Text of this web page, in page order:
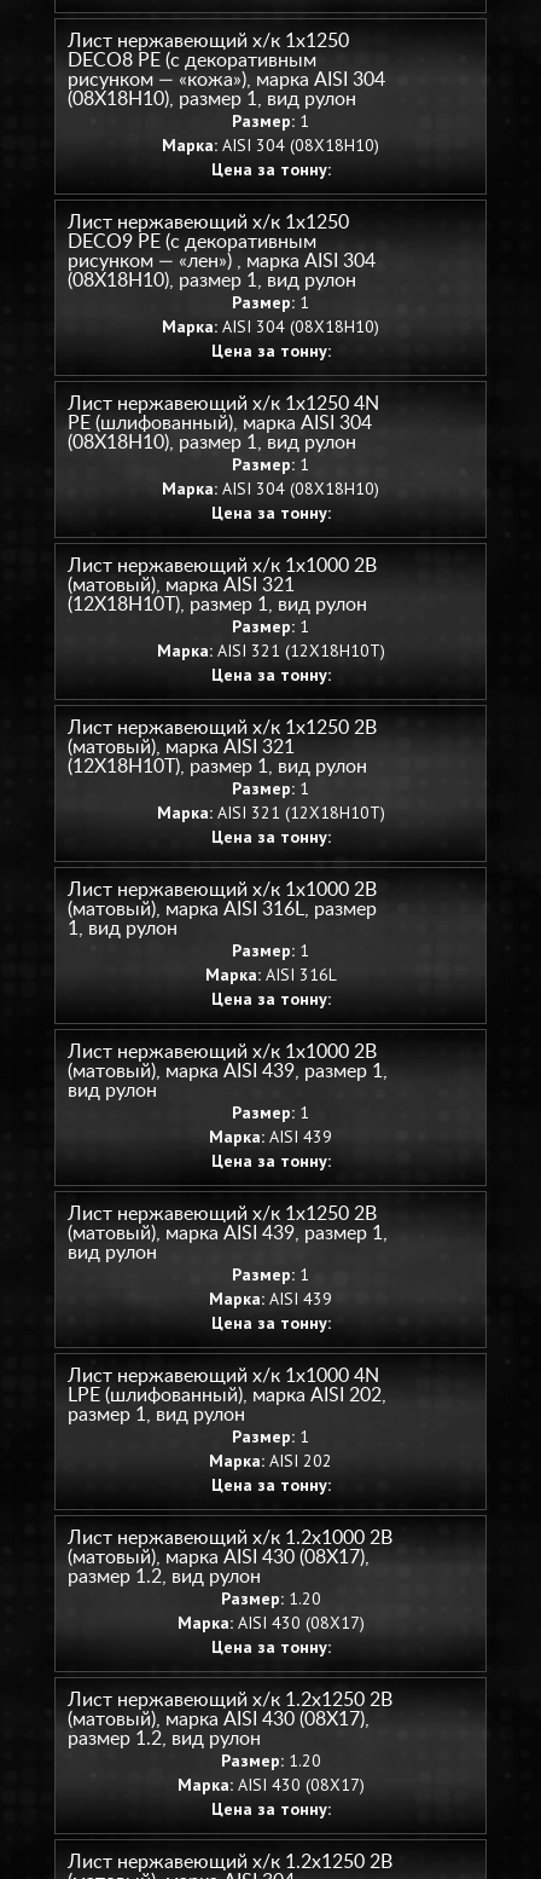
Лист нержавеющий х/к 1х1250
DECO8 PE (с декоративным
рисунком — «кожа»), марка AISI 304
(08Х18Н10), размер 1, вид рулон
Размер: 1
Марка: AISI 304 (08Х18Н10)
Цена за тонну:
Лист нержавеющий х/к 1х1250
DECO9 PE (с декоративным
рисунком — «лен») , марка AISI 304
(08Х18Н10), размер 1, вид рулон
Размер: 1
Марка: AISI 304 (08Х18Н10)
Цена за тонну:
Лист нержавеющий х/к 1х1250 4N
PE (шлифованный), марка AISI 304
(08Х18Н10), размер 1, вид рулон
Размер: 1
Марка: AISI 304 (08Х18Н10)
Цена за тонну:
Лист нержавеющий х/к 1х1000 2B
(матовый), марка AISI 321
(12Х18Н10Т), размер 1, вид рулон
Размер: 1
Марка:AISI 321 (12Х18Н10Т)
Цена за тонну:
Лист нержавеющий х/к 1х1250 2B
(матовый), марка AISI 321
(12Х18Н10Т), размер 1, вид рулон
Размер: 1
Марка:AISI 321 (12Х18Н10Т)
Цена за тонну:
Лист нержавеющий х/к 1х1000 2B
(матовый), марка AISI 316L, размер
1, вид рулон
Размер: 1
Марка:AISI 316L
Цена за тонну:
Лист нержавеющий х/к 1х1000 2B
(матовый), марка AISI 439, размер 1,
вид рулон
Размер: 1
Марка: AISI 439
Цена за тонну:
Лист нержавеющий х/к 1х1250 2B
(матовый), марка AISI 439, размер 1,
вид рулон
Размер: 1
Марка: AISI 439
Цена за тонну:
Лист нержавеющий х/к 1х1000 4N
LPE (шлифованный), марка AISI 202,
размер 1, вид рулон
Размер: 1
Марка: AISI 202
Цена за тонну:
Лист нержавеющий х/к 1.2х1000 2B
(матовый), марка AISI 430 (08Х17),
размер 1.2, вид рулон
Размер:1.20
Марка:AISI 430 (08Х17)
Цена за тонну:
Лист нержавеющий х/к 1.2х1250 2B
(матовый), марка AISI 430 (08Х17),
размер 1.2, вид рулон
Размер:1.20
Марка:AISI 430 (08Х17)
Цена за тонну:
Лист нержавеющий х/к 1.2х1250 2B